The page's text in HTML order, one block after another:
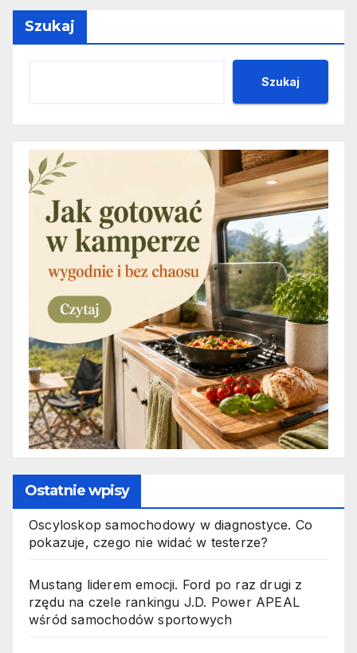
Szukaj
Szukaj
Ostatnie wpisy
Oscyloskop samochodowy w diagnostyce. Co
pokazuje, czego nie widać w testerze?
Mustang liderem emocji. Ford po raz drugi z
rzędu na czele rankingu J.D. Power APEAL
wśród samochodów sportowych